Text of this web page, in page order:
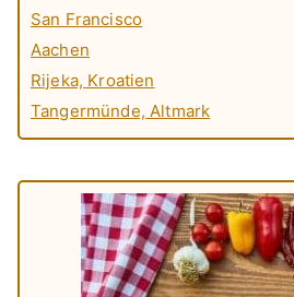
San Francisco
Aachen
Rijeka, Kroatien
Tangermünde, Altmark